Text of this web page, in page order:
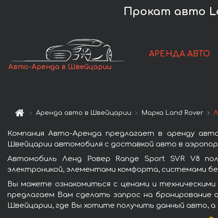
Прокат авто
Авто-Аренда в Швейцарии
АРЕНДА АВТО
Аренда авто в Швейцарии Марка Land Rover
Компания Авто-Аренда предлагает в аренду
Швейцарии автомобиля с доставкой авто в
Автомобиль Ленд Ровер Range Sport SVR V8
электроникой, элементами комфорта, системами
Вы можете ознакомиться с ценами и
предлагаем Вам сделать запрос на
Швейцарии, где Вы хотите получить данный авто,